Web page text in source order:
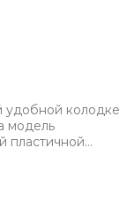
удобной колодке
модель
пластичной…